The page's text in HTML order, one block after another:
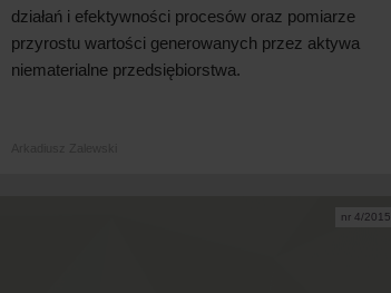
działań i efektywności procesów oraz pomiarze
przyrostu wartości generowanych przez aktywa
niematerialne przedsiębiorstwa.
nr 4/2015